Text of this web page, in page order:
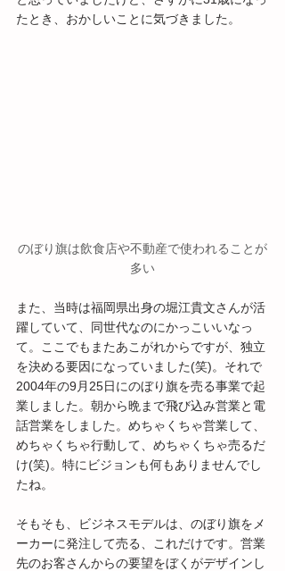
たとき、おかしいことに気づきました。
のぼり旗は飲食店や不動産で使われることが
多い
また、当時は福岡県出身の堀江貴文さんが活
躍していて、同世代なのにかっこいいなっ
て。ここでもまたあこがれからですが、独立
を決める要因になっていました(笑)。それで
2004年の9月25日にのぼり旗を売る事業で起
業しました。朝から晩まで飛び込み営業と電
話営業をしました。めちゃくちゃ営業して、
めちゃくちゃ行動して、めちゃくちゃ売るだ
け(笑)。特にビジョンも何もありませんでし
たね。
そもそも、ビジネスモデルは、のぼり旗をメ
ーカーに発注して売る、これだけです。営業
先のお客さんからの要望をぼくがデザインし